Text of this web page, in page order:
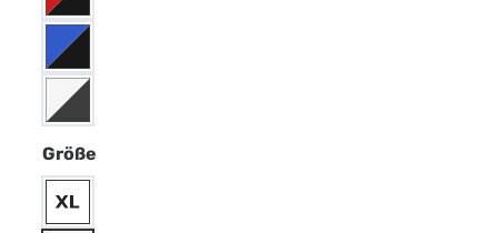
Größe